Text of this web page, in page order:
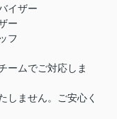
イザー
ー
フ
ームでご対応しま
しません。ご安心く